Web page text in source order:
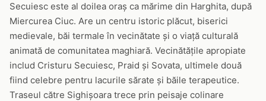
Secuiesc este al doilea oraș ca mărime din Harghita, după
Miercurea Ciuc. Are un centru istoric plăcut, biserici
medievale, băi termale în vecinătate și o viață culturală
animată de comunitatea maghiară. Vecinătățile apropiate
includ Cristuru Secuiesc, Praid și Sovata, ultimele două
fiind celebre pentru lacurile sărate și băile terapeutice.
Traseul către Sighișoara trece prin peisaje colinare